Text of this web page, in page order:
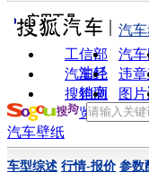
实用工具
工信部
油耗
汽车
汽车经
销商
违
搜狗浏
览器
图
汽
汽车壁纸
车型综述 行情-报价 参数